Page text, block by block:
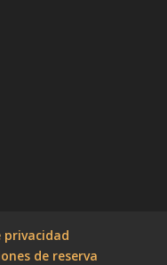
privacidad
de reserva